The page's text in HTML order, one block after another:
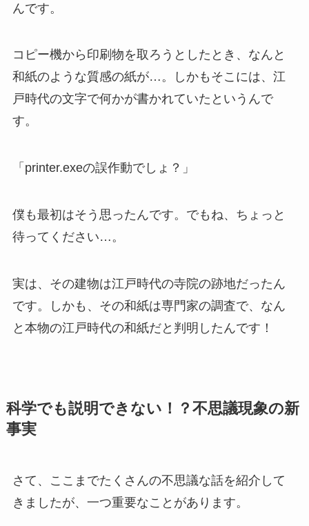
んです。
コピー機から印刷物を取ろうとしたとき、なんと
和紙のような質感の紙が…。しかもそこには、江
戸時代の文字で何かが書かれていたというんで
す。
「printer.exeの誤作動でしょ？」
僕も最初はそう思ったんです。でもね、ちょっと
待ってください…。
実は、その建物は江戸時代の寺院の跡地だったん
です。しかも、その和紙は専門家の調査で、なん
と本物の江戸時代の和紙だと判明したんです！
科学でも説明できない！？不思議現象の新
事実
さて、ここまでたくさんの不思議な話を紹介して
きましたが、一つ重要なことがあります。